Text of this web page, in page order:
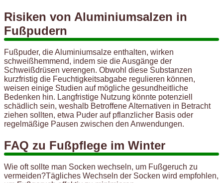
Risiken von Aluminiumsalzen in
Fußpudern
Fußpuder, die Aluminiumsalze enthalten, wirken
schweißhemmend, indem sie die Ausgänge der
Schweißdrüsen verengen. Obwohl diese Substanzen
kurzfristig die Feuchtigkeitsabgabe regulieren können,
weisen einige Studien auf mögliche gesundheitliche
Bedenken hin. Langfristige Nutzung könnte potenziell
schädlich sein, weshalb Betroffene Alternativen in Betracht
ziehen sollten, etwa Puder auf pflanzlicher Basis oder
regelmäßige Pausen zwischen den Anwendungen.
FAQ zu Fußpflege im Winter
Wie oft sollte man Socken wechseln, um Fußgeruch zu
vermeiden?Tägliches Wechseln der Socken wird empfohlen,